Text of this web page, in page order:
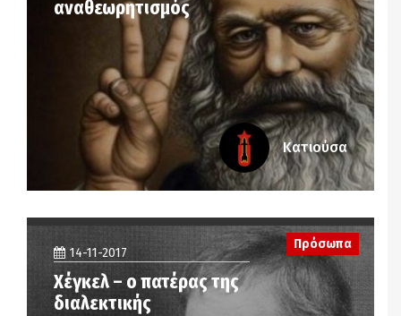
αναθεωρητισμός
Κατιούσα
14-11-2017
Χέγκελ – ο πατέρας της
διαλεκτικής
Πρόσωπα